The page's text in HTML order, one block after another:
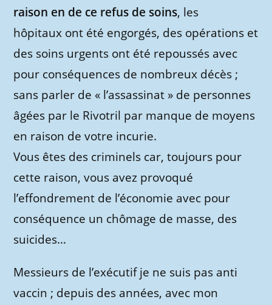
raison en de ce refus de soins, les
hôpitaux ont été engorgés, des opérations et
des soins urgents ont été repoussés avec
pour conséquences de nombreux décès ;
sans parler de « l’assassinat » de personnes
âgées par le Rivotril par manque de moyens
en raison de votre incurie.
Vous êtes des criminels car, toujours pour
cette raison, vous avez provoqué
l’effondrement de l’économie avec pour
conséquence un chômage de masse, des
suicides…
Messieurs de l’exécutif je ne suis pas anti
vaccin ; depuis des années, avec mon